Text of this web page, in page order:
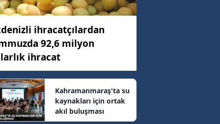
km/h
km/h
km/h
km/h
ihracatçılardan
92,6 milyon
ihracat
Kahramanmaraş'ta su
kaynakları için ortak
akıl buluşması